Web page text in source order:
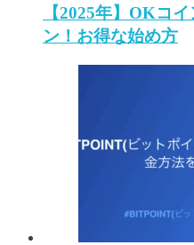
【2025年】OKコ
ン！お得な始め方